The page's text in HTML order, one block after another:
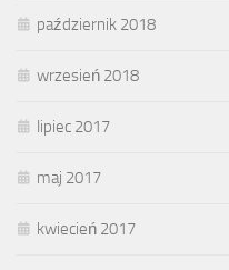
październik 2018
wrzesień 2018
lipiec 2017
maj 2017
kwiecień 2017